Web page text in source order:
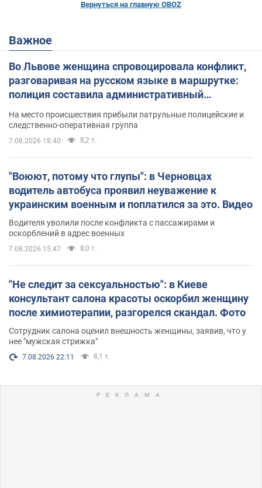
Вернуться на главную OBOZ
Важное
Во Львове женщина спровоцировала конфликт,
разговаривая на русском языке в маршрутке:
полиция составила административный
протокол. Видео
На место происшествия прибыли патрульные полицейские и
следственно-оперативная группа
7.08.2026 18:40 8,2 т.
"Воюют, потому что глупы": в Черновцах
водитель автобуса проявил неуважение к
украинским военным и поплатился за это. Видео
Водителя уволили после конфликта с пассажирами и
оскорблений в адрес военных
7.08.2026 15:47 8,0 т.
"Не следит за сексуальностью": в Киеве
консультант салона красоты оскорбил женщину
после химиотерапии, разгорелся скандал. Фото
Сотрудник салона оценил внешность женщины, заявив, что у
нее "мужская стрижка"
7.08.2026 22:11 8,1 т.